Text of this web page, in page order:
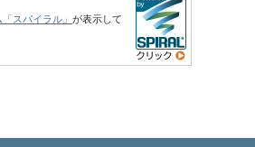
スパイラル」 が表示して